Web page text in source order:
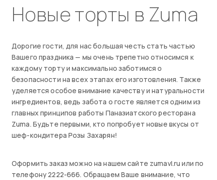
Новые торты в Zuma
Дорогие гости, для нас большая честь стать частью
Вашего праздника — мы очень трепетно относимся к
каждому торту и максимально заботимся о
безопасности на всех этапах его изготовления. Также
уделяется особое внимание качеству и натуральности
ингредиентов, ведь забота о госте является одним из
главных принципов работы Паназиатского ресторана
Zuma. Будьте первыми, кто попробует новые вкусы от
шеф-кондитера Розы Захарян!
Оформить заказ можно на нашем сайте zumavl.ru или по
телефону 2222-666. Обращаем Ваше внимание, что